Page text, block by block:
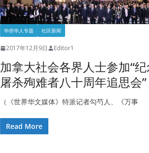
华侨华人专题 社区新闻
2017年12月9日 Editor1
加拿大社会各界人士参加“
屠杀殉难者八十周年追思会”
（《世界华文媒体》特派记者勾芍人、《万事
Read More